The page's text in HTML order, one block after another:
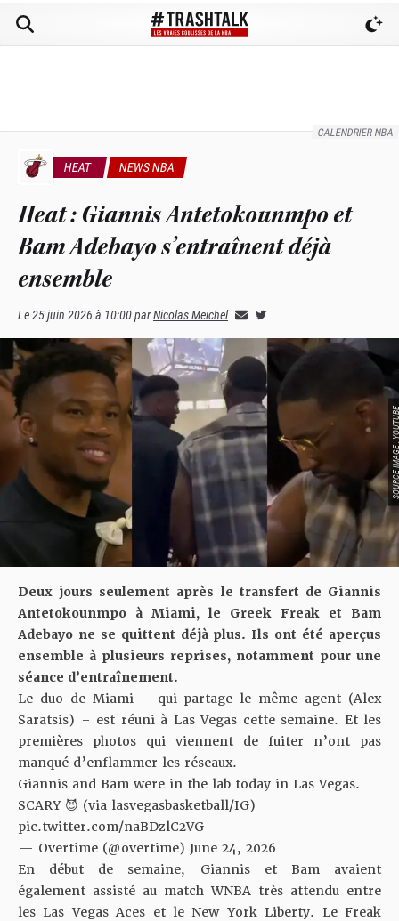
CALENDRIER NBA
HEAT NEWS NBA
Heat : Giannis Antetokounmpo et
Bam Adebayo s’entraînent déjà
ensemble
Le25 juin 2026 à 10:00parNicolas Meichel
SOURCE
Deux jours seulement après le transfert de Giannis
Antetokounmpo à Miami, le Greek Freak et Bam
Adebayo ne se quittent déjà plus. Ils ont été aperçus
ensemble à plusieurs reprises, notamment pour une
séance d’entraînement.
Le duo de Miami – qui partage le même agent (Alex
Saratsis) – est réuni à Las Vegas cette semaine. Et les
premières photos qui viennent de fuiter n’ont pas
manqué d’enflammer les réseaux.
Giannis and Bam were in the lab today in Las Vegas.
SCARY 😈 (via lasvegasbasketball/IG)
pic.twitter.com/naBDzlC2VG
— Overtime (@overtime) June 24, 2026
En début de semaine, Giannis et Bam avaient
également assisté au match WNBA très attendu entre
les Las Vegas Aces et le New York Liberty. Le Freak